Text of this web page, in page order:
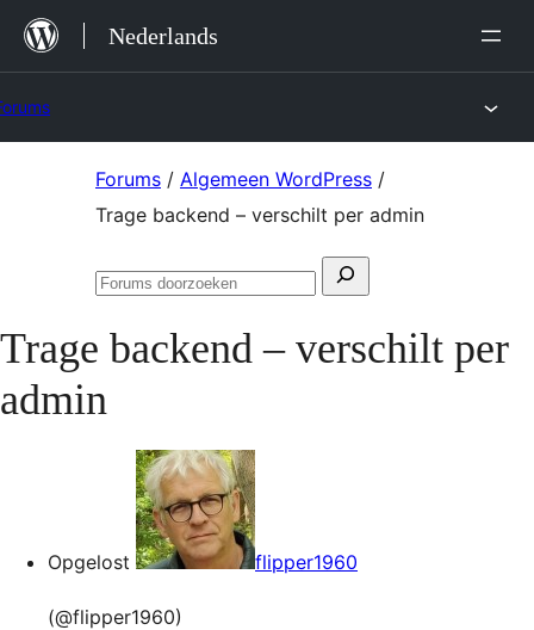
naar
Nederlands
Forums / Algemeen WordPress /
Trage backend – verschilt per admin
Zoeken
Forums
Trage backend – verschilt per
admin
Opgelost flipper1960
(@flipper1960)